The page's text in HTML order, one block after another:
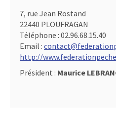
7, rue Jean Rostand
22440 PLOUFRAGAN
Téléphone : 02.96.68.15.40
Email :
http://
Président : Maurice